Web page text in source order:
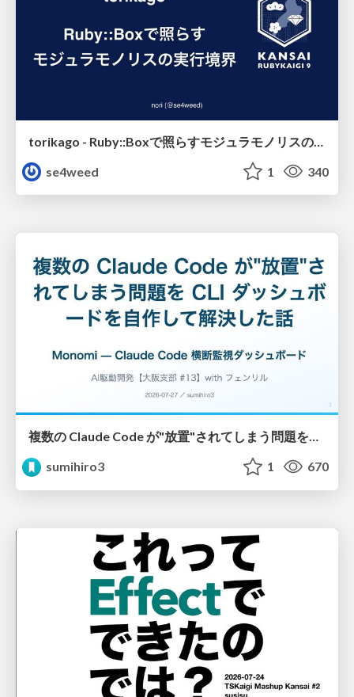
se4weed
1 340
複数の Claude Code が"放置"されてしまう問題をCLI ダッシュボードを自作して解決した話
sumihiro3
1 670